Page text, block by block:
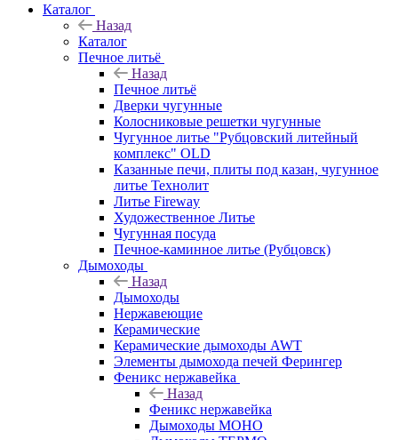
Каталог
Назад
Каталог
Печное литьё
Назад
Печное литьё
Дверки чугунные
Колосниковые решетки чугунные
Чугунное литье "Рубцовский литейный
комплекс" OLD
Казанные печи, плиты под казан, чугунное
литье Технолит
Литье Fireway
Художественное Литье
Чугунная посуда
Печное-каминное литье (Рубцовск)
Дымоходы
Назад
Дымоходы
Нержавеющие
Керамические
Керамические дымоходы AWT
Элементы дымохода печей Ферингер
Феникс нержавейка
Назад
Феникс нержавейка
Дымоходы МОНО